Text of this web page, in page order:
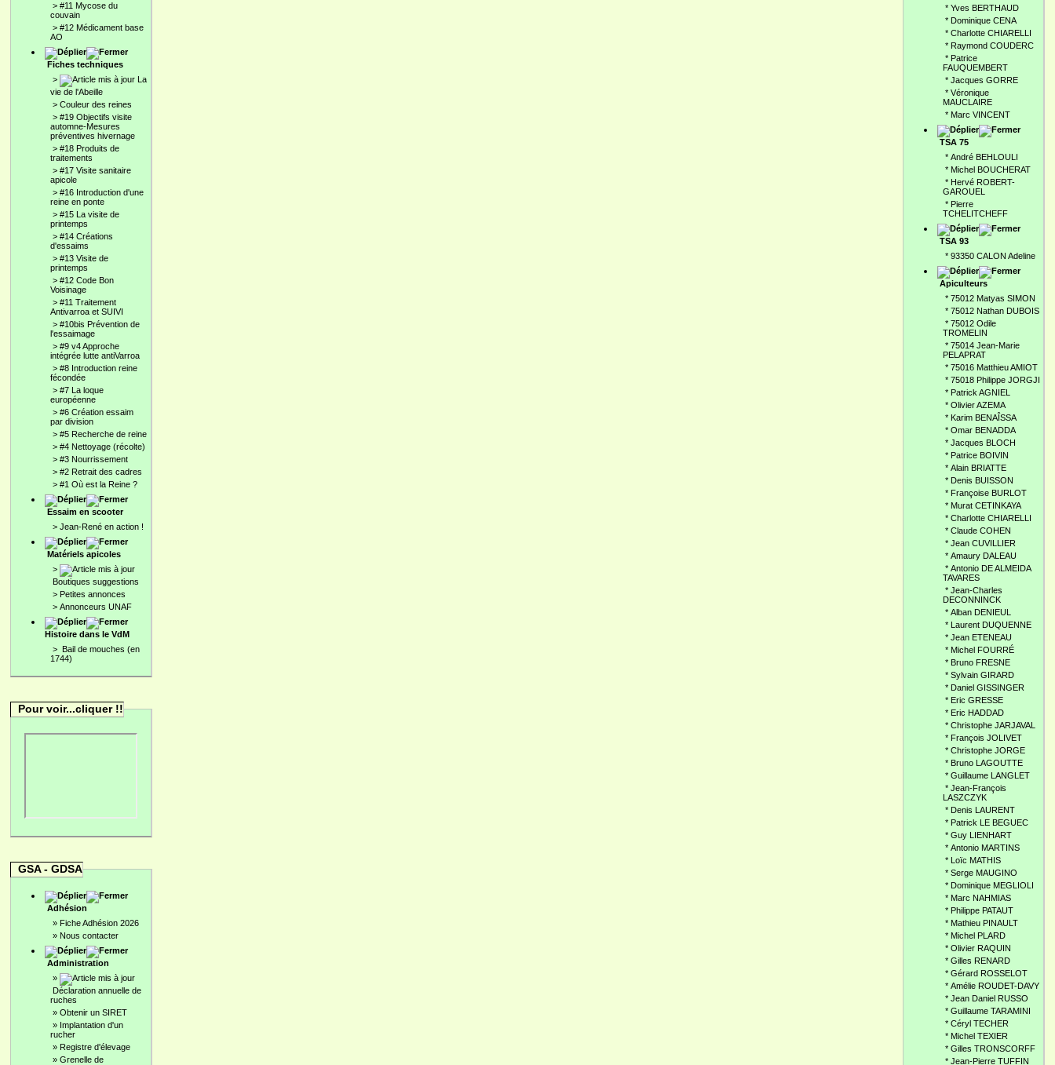
> #11 Mycose du
couvain
> #12 Médicament base
AO
Fiches techniques
>
La
vie de l'Abeille
> Couleur des reines
> #19 Objectifs visite
automne-Mesures
préventives hivernage
> #18 Produits de
traitements
> #17 Visite sanitaire
apicole
> #16 Introduction d'une
reine en ponte
> #15 La visite de
printemps
> #14 Créations
d'essaims
> #13 Visite de
printemps
> #12 Code Bon
Voisinage
> #11 Traitement
Antivarroa et SUIVI
> #10bis Prévention de
l'essaimage
> #9 v4 Approche
intégrée lutte antiVarroa
> #8 Introduction reine
fécondée
> #7 La loque
européenne
> #6 Création essaim
par division
> #5 Recherche de reine
> #4 Nettoyage (récolte)
> #3 Nourrissement
> #2 Retrait des cadres
> #1 Où est la Reine ?
Essaim en scooter
> Jean-René en action !
Matériels apicoles
>
Boutiques suggestions
> Petites annonces
> Annonceurs UNAF
Histoire dans le VdM
> Bail de mouches (en
1744)
Pour voir...cliquer !!
GSA - GDSA
Adhésion
» Fiche Adhésion 2026
» Nous contacter
Administration
»
Déclaration annuelle de
ruches
» Obtenir un SIRET
» Implantation d'un
rucher
» Registre d'élevage
» Grenelle de
* Yves BERTHAUD
* Dominique CENA
* Charlotte CHIARELLI
* Raymond COUDERC
* Patrice
FAUQUEMBERT
* Jacques GORRE
* Véronique
MAUCLAIRE
* Marc VINCENT
TSA 75
* André BEHLOULI
* Michel BOUCHERAT
* Hervé ROBERT-
GAROUEL
* Pierre
TCHELITCHEFF
TSA 93
* 93350 CALON Adeline
Apiculteurs
* 75012 Matyas SIMON
* 75012 Nathan DUBOIS
* 75012 Odile
TROMELIN
* 75014 Jean-Marie
PELAPRAT
* 75016 Matthieu AMIOT
* 75018 Philippe JORGJI
* Patrick AGNIEL
* Olivier AZEMA
* Karim BENAÎSSA
* Omar BENADDA
* Jacques BLOCH
* Patrice BOIVIN
* Alain BRIATTE
* Denis BUISSON
* Françoise BURLOT
* Murat CETINKAYA
* Charlotte CHIARELLI
* Claude COHEN
* Jean CUVILLIER
* Amaury DALEAU
* Antonio DE ALMEIDA
TAVARES
* Jean-Charles
DECONNINCK
* Alban DENIEUL
* Laurent DUQUENNE
* Jean ETENEAU
* Michel FOURRÉ
* Bruno FRESNE
* Sylvain GIRARD
* Daniel GISSINGER
* Eric GRESSE
* Eric HADDAD
* Christophe JARJAVAL
* François JOLIVET
* Christophe JORGE
* Bruno LAGOUTTE
* Guillaume LANGLET
* Jean-François
LASZCZYK
* Denis LAURENT
* Patrick LE BEGUEC
* Guy LIENHART
* Antonio MARTINS
* Loïc MATHIS
* Serge MAUGINO
* Dominique MEGLIOLI
* Marc NAHMIAS
* Philippe PATAUT
* Mathieu PINAULT
* Michel PLARD
* Olivier RAQUIN
* Gilles RENARD
* Gérard ROSSELOT
* Amélie ROUDET-DAVY
* Jean Daniel RUSSO
* Guillaume TARAMINI
* Céryl TECHER
* Michel TEXIER
* Gilles TRONSCORFF
* Jean-Pierre TUFFIN